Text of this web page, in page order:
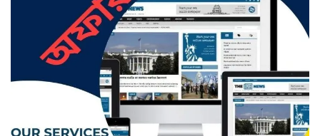
ছাতক থানার পুলিশ সদস্য সংগীতে
শ্রেষ্ঠ শিল্পী নির্বাচিত
ছাতকের নবাগত ইউএনও’র সাথে
প্রেসক্লাব নেতৃবৃন্দের সাক্ষাত